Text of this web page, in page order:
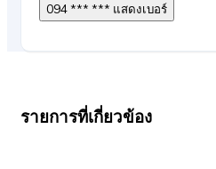
094 *** *** แสดงเบอร์
รายการที่เกี่ยวข้อง